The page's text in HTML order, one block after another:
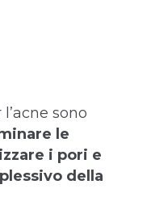
sono
le
i pori e
della